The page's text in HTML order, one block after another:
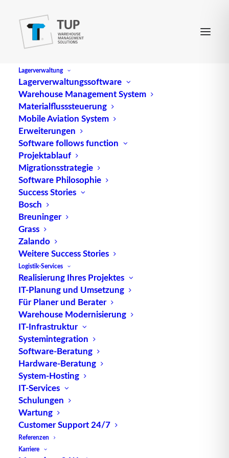
Lagerverwaltung
Lagerverwaltungssoftware
Warehouse Management System
Materialflusssteuerung
Mobile Aviation System
Erweiterungen
Software follows function
Projektablauf
Migrationsstrategie
Software Philosophie
Success Stories
Bosch
Breuninger
Grass
Zalando
Weitere Success Stories
Logistik-Services
Realisierung Ihres Projektes
IT-Planung und Umsetzung
Für Planer und Berater
Warehouse Modernisierung
IT-Infrastruktur
Systemintegration
Software-Beratung
Hardware-Beratung
System-Hosting
IT-Services
Schulungen
Wartung
Customer Support 24/7
Referenzen
Karriere
Eckumsetzer
(engl.Corner transfer unit) ist ein
Fördertechnikelement zur meist rechtwinkligen
Änderung der Förderrichtung eines
E. werden häufig als Kombination von
Rollenförderer und Kettenförderer (vgl.
Transferförderer) oder als Drehtisch mit Rollen-,
Band- oder Kettenförderer ausgeführt.
Quelle: logipedia / Fraunhofer IML
TUP GmbH & Co. KG
Die kombinierbare Lagerverwaltungs-Software von
TUP, liefert dank ihrer Flexibilität immer die
effektivste Lösung und ist zudem in hohem Maße
wiederverwendbar.